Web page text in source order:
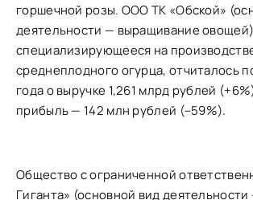
горшечной розы. ООО ТК «Обской»
деятельности — выращивание
специализирующееся на
среднеплодного огурца, отчиталось
года о выручке 1,261 млрд рублей
прибыль — 142 млн рублей (–59%).
Общество с ограниченной
Гиганта» (основной вид деятельности